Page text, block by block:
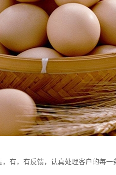
有，有反馈，认真处理客户的每一